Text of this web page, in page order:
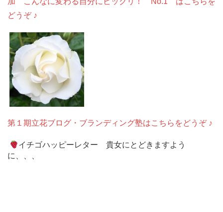
どうぞ ♪
第１期立花ブログ・ブランディング塾はこちらをどうぞ ♪
イチゴハッピーレター 貴女にとどきますよう
に、、、